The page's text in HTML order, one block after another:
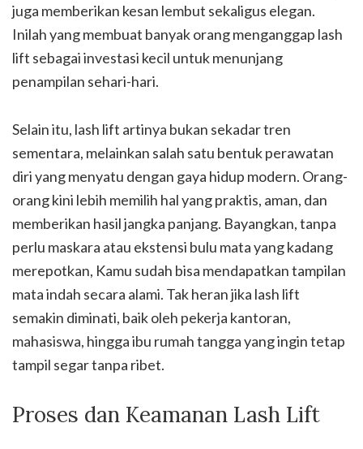
juga memberikan kesan lembut sekaligus elegan.
Inilah yang membuat banyak orang menganggap lash
lift sebagai investasi kecil untuk menunjang
penampilan sehari-hari.
Selain itu, lash lift artinya bukan sekadar tren
sementara, melainkan salah satu bentuk perawatan
diri yang menyatu dengan gaya hidup modern. Orang-
orang kini lebih memilih hal yang praktis, aman, dan
memberikan hasil jangka panjang. Bayangkan, tanpa
perlu maskara atau ekstensi bulu mata yang kadang
merepotkan, Kamu sudah bisa mendapatkan tampilan
mata indah secara alami. Tak heran jika lash lift
semakin diminati, baik oleh pekerja kantoran,
mahasiswa, hingga ibu rumah tangga yang ingin tetap
tampil segar tanpa ribet.
Proses dan Keamanan Lash Lift